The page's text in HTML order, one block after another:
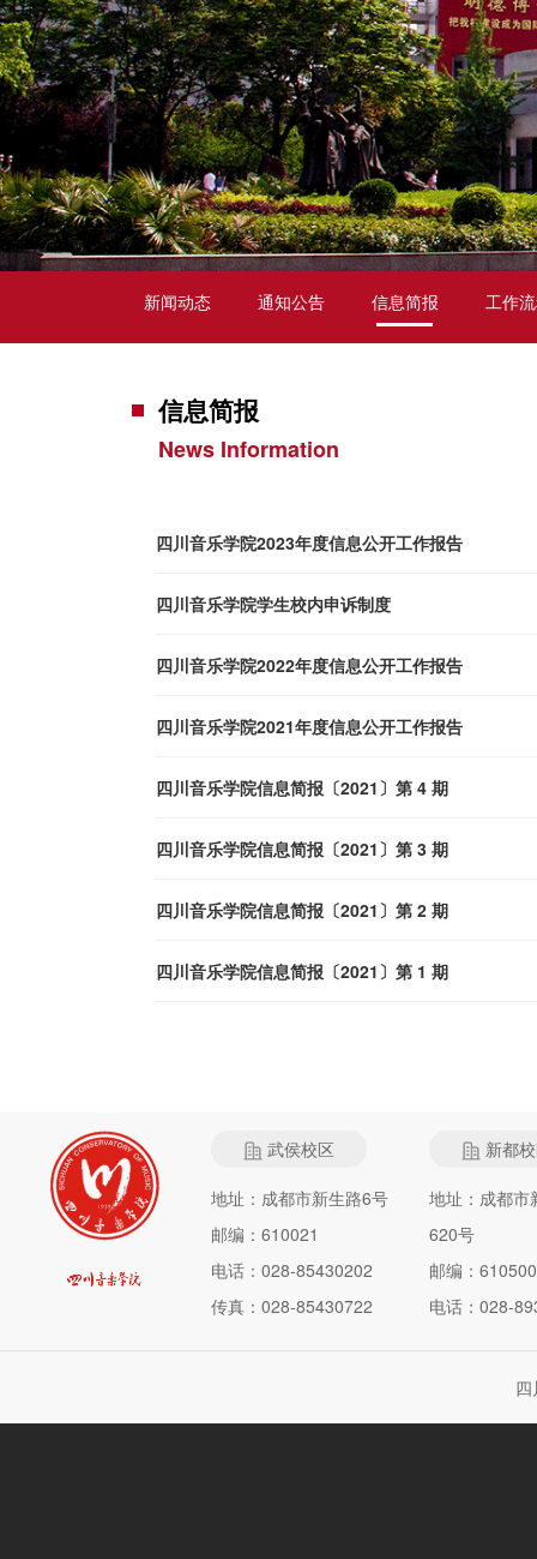
新闻动态 通知公告 信息简报 工作
信息简报
News Information
四川音乐学院2023年度信息公开工作报告
四川音乐学院学生校内申诉制度
四川音乐学院2022年度信息公开工作报告
四川音乐学院2021年度信息公开工作报告
四川音乐学院信息简报〔2021〕第 4 期
四川音乐学院信息简报〔2021〕第 3 期
四川音乐学院信息简报〔2021〕第 2 期
四川音乐学院信息简报〔2021〕第 1 期
武侯校区
地址：成都市新生路6号
邮编：610021
电话：028-85430202
传真：028-85430722
新都
地址：成都市
620号
邮编：610500
电话：028-